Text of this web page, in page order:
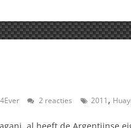
2 reacties 2011,